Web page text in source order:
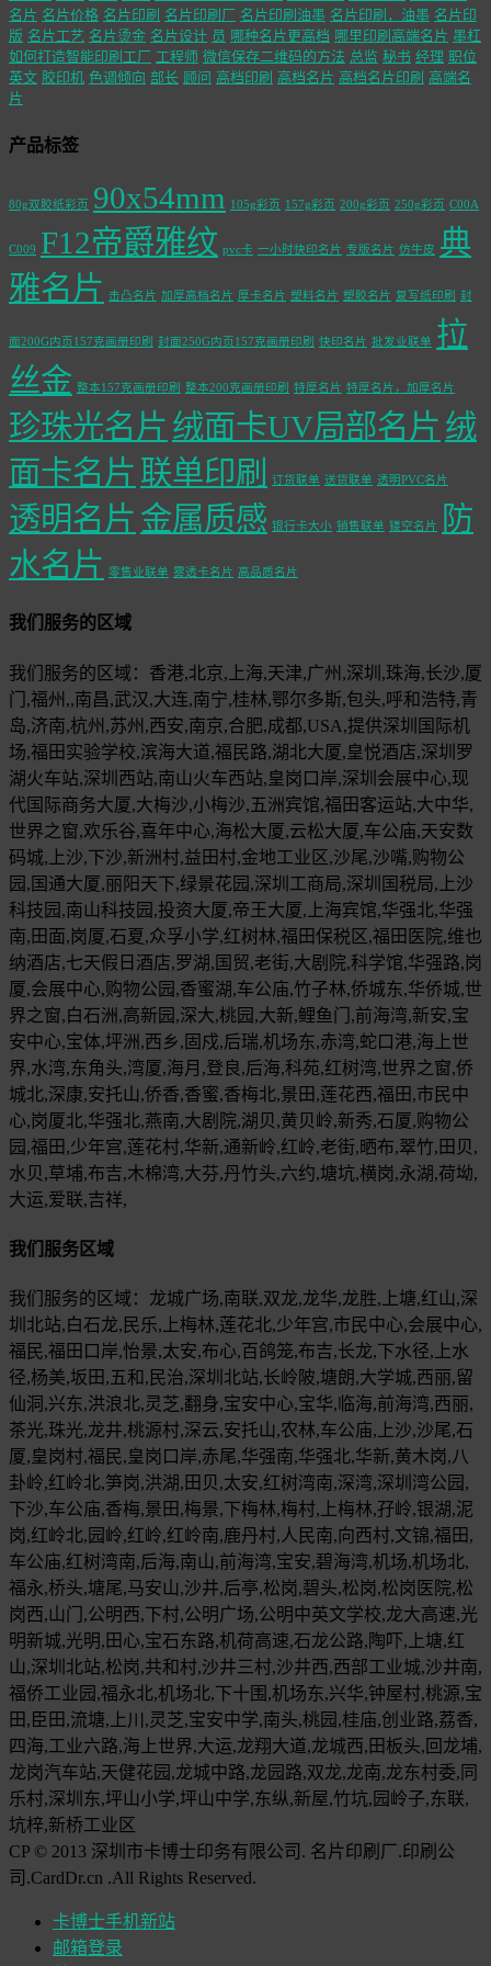
名片 名片价格 名片印刷 名片印刷厂 名片印刷油墨 名片印刷，油墨 名片印
版 名片工艺 名片烫金 名片设计 员 哪种名片更高档 哪里印刷高端名片 墨杠
如何打造智能印刷工厂 工程师 微信保存二维码的方法 总监 秘书 经理 职位
英文 胶印机 色调倾向 部长 顾问 高档印刷 高档名片 高档名片印刷 高端名
片
产品标签
80g双胶纸彩页 90x54mm 105g彩页 157g彩页 200g彩页 250g彩页 C00A
C009 F12帝爵雅纹 pvc卡 一小时快印名片 专版名片 仿牛皮 典
雅名片 击凸名片 加厚高档名片 厚卡名片 塑料名片 塑胶名片 复写纸印刷 封
面200G内页157克画册印刷 封面250G内页157克画册印刷 快印名片 批发业联单 拉
丝金 整本157克画册印刷 整本200克画册印刷 特厚名片 特厚名片，加厚名片
珍珠光名片 绒面卡UV局部名片 绒
面卡名片 联单印刷 订货联单 送货联单 透明PVC名片
透明名片 金属质感 银行卡大小 销售联单 镂空名片
防
水名片 零售业联单 雾透卡名片 高品质名片
我们服务的区域
我们服务的区域：香港,北京,上海,天津,广州,深圳,珠海,长沙,厦
门,福州,,南昌,武汉,大连,南宁,桂林,鄂尔多斯,包头,呼和浩特,青
岛,济南,杭州,苏州,西安,南京,合肥,成都,USA,提供深圳国际机
场,福田实验学校,滨海大道,福民路,湖北大厦,皇悦酒店,深圳罗
湖火车站,深圳西站,南山火车西站,皇岗口岸,深圳会展中心,现
代国际商务大厦,大梅沙,小梅沙,五洲宾馆,福田客运站,大中华,
世界之窗,欢乐谷,喜年中心,海松大厦,云松大厦,车公庙,天安数
码城,上沙,下沙,新洲村,益田村,金地工业区,沙尾,沙嘴,购物公
园,国通大厦,丽阳天下,绿景花园,深圳工商局,深圳国税局,上沙
科技园,南山科技园,投资大厦,帝王大厦,上海宾馆,华强北,华强
南,田面,岗厦,石夏,众孚小学,红树林,福田保税区,福田医院,维也
纳酒店,七天假日酒店,罗湖,国贸,老街,大剧院,科学馆,华强路,岗
厦,会展中心,购物公园,香蜜湖,车公庙,竹子林,侨城东,华侨城,世
界之窗,白石洲,高新园,深大,桃园,大新,鲤鱼门,前海湾,新安,宝
安中心,宝体,坪洲,西乡,固戍,后瑞,机场东,赤湾,蛇口港,海上世
界,水湾,东角头,湾厦,海月,登良,后海,科苑,红树湾,世界之窗,侨
城北,深康,安托山,侨香,香蜜,香梅北,景田,莲花西,福田,市民中
心,岗厦北,华强北,燕南,大剧院,湖贝,黄贝岭,新秀,石厦,购物公
园,福田,少年宫,莲花村,华新,通新岭,红岭,老街,晒布,翠竹,田贝,
水贝,草埔,布吉,木棉湾,大芬,丹竹头,六约,塘坑,横岗,永湖,荷坳,
大运,爱联,吉祥,
我们服务区域
我们服务的区域：龙城广场,南联,双龙,龙华,龙胜,上塘,红山,深
圳北站,白石龙,民乐,上梅林,莲花北,少年宫,市民中心,会展中心,
福民,福田口岸,怡景,太安,布心,百鸽笼,布吉,长龙,下水径,上水
径,杨美,坂田,五和,民治,深圳北站,长岭陂,塘朗,大学城,西丽,留
仙洞,兴东,洪浪北,灵芝,翻身,宝安中心,宝华,临海,前海湾,西丽,
茶光,珠光,龙井,桃源村,深云,安托山,农林,车公庙,上沙,沙尾,石
厦,皇岗村,福民,皇岗口岸,赤尾,华强南,华强北,华新,黄木岗,八
卦岭,红岭北,笋岗,洪湖,田贝,太安,红树湾南,深湾,深圳湾公园,
下沙,车公庙,香梅,景田,梅景,下梅林,梅村,上梅林,孖岭,银湖,泥
岗,红岭北,园岭,红岭,红岭南,鹿丹村,人民南,向西村,文锦,福田,
车公庙,红树湾南,后海,南山,前海湾,宝安,碧海湾,机场,机场北,
福永,桥头,塘尾,马安山,沙井,后亭,松岗,碧头,松岗,松岗医院,松
岗西,山门,公明西,下村,公明广场,公明中英文学校,龙大高速,光
明新城,光明,田心,宝石东路,机荷高速,石龙公路,陶吓,上塘,红
山,深圳北站,松岗,共和村,沙井三村,沙井西,西部工业城,沙井南,
福侨工业园,福永北,机场北,下十围,机场东,兴华,钟屋村,桃源,宝
田,臣田,流塘,上川,灵芝,宝安中学,南头,桃园,桂庙,创业路,荔香,
四海,工业六路,海上世界,大运,龙翔大道,龙城西,田板头,回龙埔,
龙岗汽车站,天健花园,龙城中路,龙园路,双龙,龙南,龙东村委,同
乐村,深圳东,坪山小学,坪山中学,东纵,新屋,竹坑,园岭子,东联,
坑梓,新桥工业区
CP © 2013 深圳市卡博士印务有限公司. 名片印刷厂.印刷公
司.CardDr.cn .All Rights Reserved.
卡博士手机新站
邮箱登录